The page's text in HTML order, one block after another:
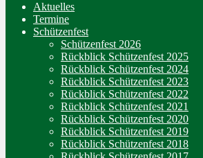
Aktuelles
Termine
Schützenfest
Schützenfest 2026
Rückblick Schützenfest 2025
Rückblick Schützenfest 2024
Rückblick Schützenfest 2023
Rückblick Schützenfest 2022
Rückblick Schützenfest 2021
Rückblick Schützenfest 2020
Rückblick Schützenfest 2019
Rückblick Schützenfest 2018